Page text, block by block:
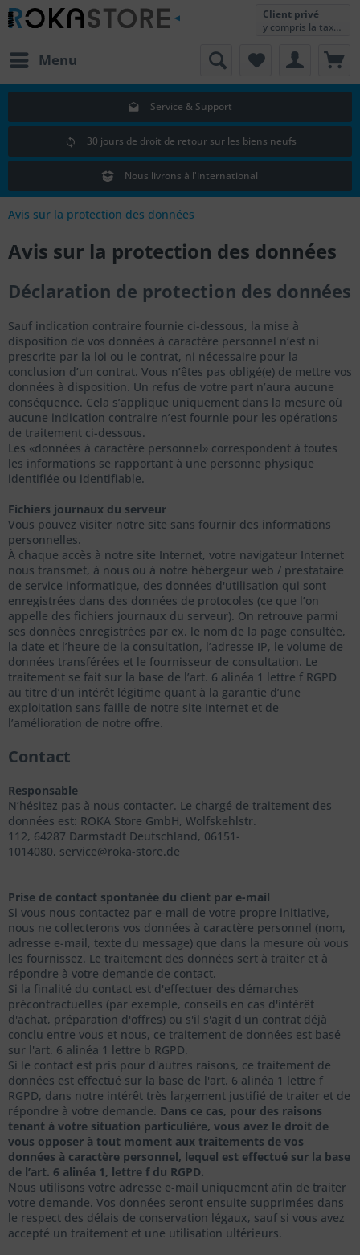
Menu
Client privé
y compris la taxe sur la valeur ajoutée
Service & Support
30 jours de droit de retour sur les biens neufs
Nous livrons à l'international
Avis sur la protection des données
Avis sur la protection des données
Déclaration de protection des données
Sauf indication contraire fournie ci-dessous, la mise à
disposition de vos données à caractère personnel n’est ni
prescrite par la loi ou le contrat, ni nécessaire pour la
conclusion d’un contrat. Vous n’êtes pas obligé(e) de mettre vos
données à disposition. Un refus de votre part n’aura aucune
conséquence. Cela s’applique uniquement dans la mesure où
aucune indication contraire n’est fournie pour les opérations
de traitement ci-dessous.
Les «données à caractère personnel» correspondent à toutes
les informations se rapportant à une personne physique
identifiée ou identifiable.
Fichiers journaux du serveur
Vous pouvez visiter notre site sans fournir des informations
personnelles.
À chaque accès à notre site Internet, votre navigateur Internet
nous transmet, à nous ou à notre hébergeur web / prestataire
de service informatique, des données d'utilisation qui sont
enregistrées dans des données de protocoles (ce que l’on
appelle des fichiers journaux du serveur). On retrouve parmi
ses données enregistrées par ex. le nom de la page consultée,
la date et l’heure de la consultation, l’adresse IP, le volume de
données transférées et le fournisseur de consultation. Le
traitement se fait sur la base de l’art. 6 alinéa 1 lettre f RGPD
au titre d’un intérêt légitime quant à la garantie d’une
exploitation sans faille de notre site Internet et de
l’amélioration de notre offre.
Contact
Responsable
N’hésitez pas à nous contacter. Le chargé de traitement des
données est: ROKA Store GmbH, Wolfskehlstr.
112, 64287 Darmstadt Deutschland, 06151-
1014080, service@roka-store.de
Prise de contact spontanée du client par e-mail
Si vous nous contactez par e-mail de votre propre initiative,
nous ne collecterons vos données à caractère personnel (nom,
adresse e-mail, texte du message) que dans la mesure où vous
les fournissez. Le traitement des données sert à traiter et à
répondre à votre demande de contact.
Si la finalité du contact est d'effectuer des démarches
précontractuelles (par exemple, conseils en cas d'intérêt
d'achat, préparation d'offres) ou s'il s'agit d'un contrat déjà
conclu entre vous et nous, ce traitement de données est basé
sur l'art. 6 alinéa 1 lettre b RGPD.
Si le contact est pris pour d'autres raisons, ce traitement de
données est effectué sur la base de l'art. 6 alinéa 1 lettre f
RGPD, dans notre intérêt très largement justifié de traiter et de
répondre à votre demande. Dans ce cas, pour des raisons
tenant à votre situation particulière, vous avez le droit de
vous opposer à tout moment aux traitements de vos
données à caractère personnel, lequel est effectué sur la base
de l’art. 6 alinéa 1, lettre f du RGPD.
Nous utilisons votre adresse e-mail uniquement afin de traiter
votre demande. Vos données seront ensuite supprimées dans
le respect des délais de conservation légaux, sauf si vous avez
accepté un traitement et une utilisation ultérieurs.